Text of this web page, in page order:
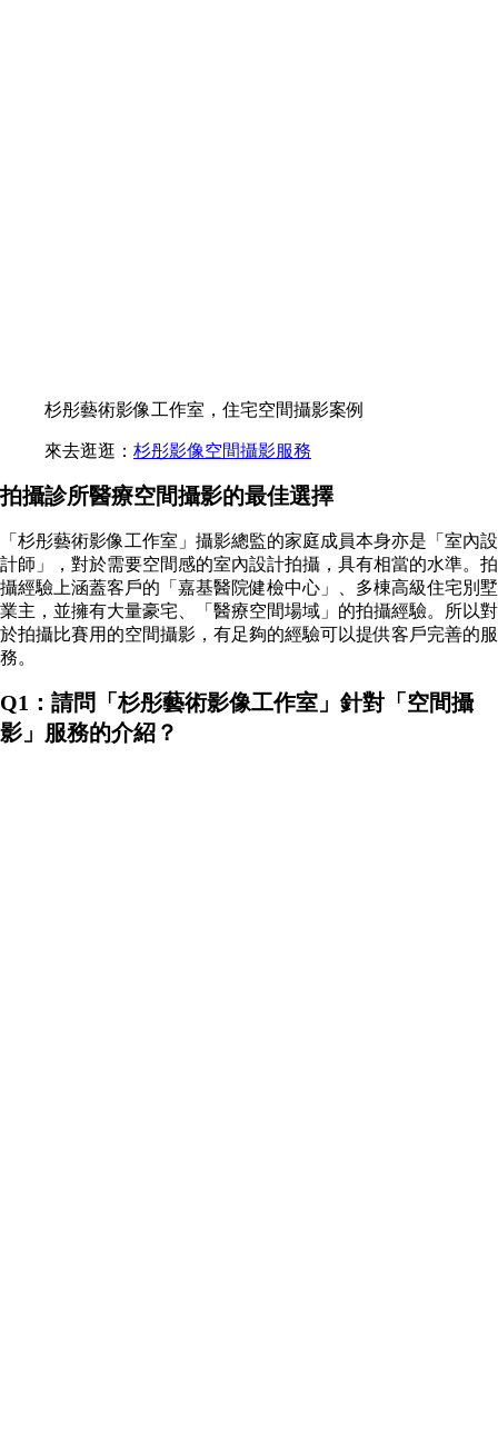
杉彤藝術影像工作室，住宅空間攝影案例
來去逛逛： 杉彤影像空間攝影服務
拍攝診所醫療空間攝影的最佳選擇
「杉彤藝術影像工作室」攝影總監的家庭成員本身亦是「室內設
計師」，對於需要空間感的室內設計拍攝，具有相當的水準。拍
攝經驗上涵蓋客戶的「嘉基醫院健檢中心」、多棟高級住宅別墅
業主，並擁有大量豪宅、「醫療空間場域」的拍攝經驗。所以對
於拍攝比賽用的空間攝影，有足夠的經驗可以提供客戶完善的服
務。
Q1：請問「杉彤藝術影像工作室」針對「空間攝
影」服務的介紹？